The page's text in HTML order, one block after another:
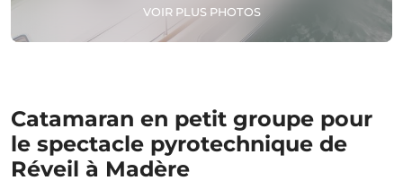
VOIR PLUS PHOTOS
Catamaran en petit groupe pour
le spectacle pyrotechnique de
Réveil à Madère